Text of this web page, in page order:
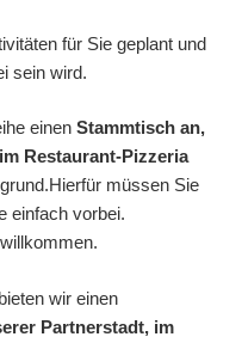
für Sie geplant und
sein wird.
einen Stammtisch an,
Restaurant-Pizzeria
müssen Sie
einfach vorbei.
bieten wir einen
Partnerstadt, im